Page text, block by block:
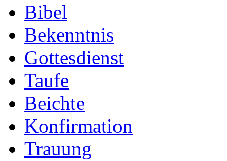
Bibel
Bekenntnis
Gottesdienst
Taufe
Beichte
Konfirmation
Trauung